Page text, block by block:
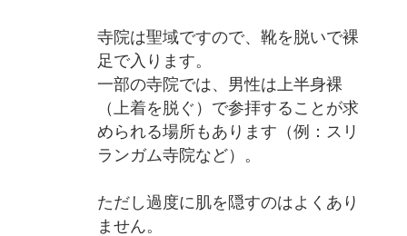
寺院は聖域ですので、靴を脱いで裸
足で入ります。
一部の寺院では、男性は上半身裸
（上着を脱ぐ）で参拝することが求
められる場所もあります（例：スリ
ランガム寺院など）。
ただし過度に肌を隠すのはよくあり
ません。